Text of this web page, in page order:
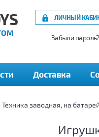
ЛИЧНЫЙ
Забыли пароль?
Доставка
Техника заводная, на